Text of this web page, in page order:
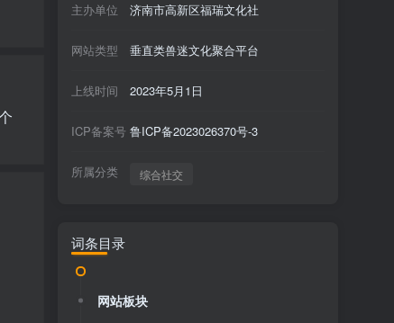
主办单位 济南市高新区福瑞文化社
网站类型 垂直类兽迷文化聚合平台
上线时间 2023年5月1日
ICP备案号 鲁ICP备2023026370号-3
所属分类 综合社交
词条目录
网站板块